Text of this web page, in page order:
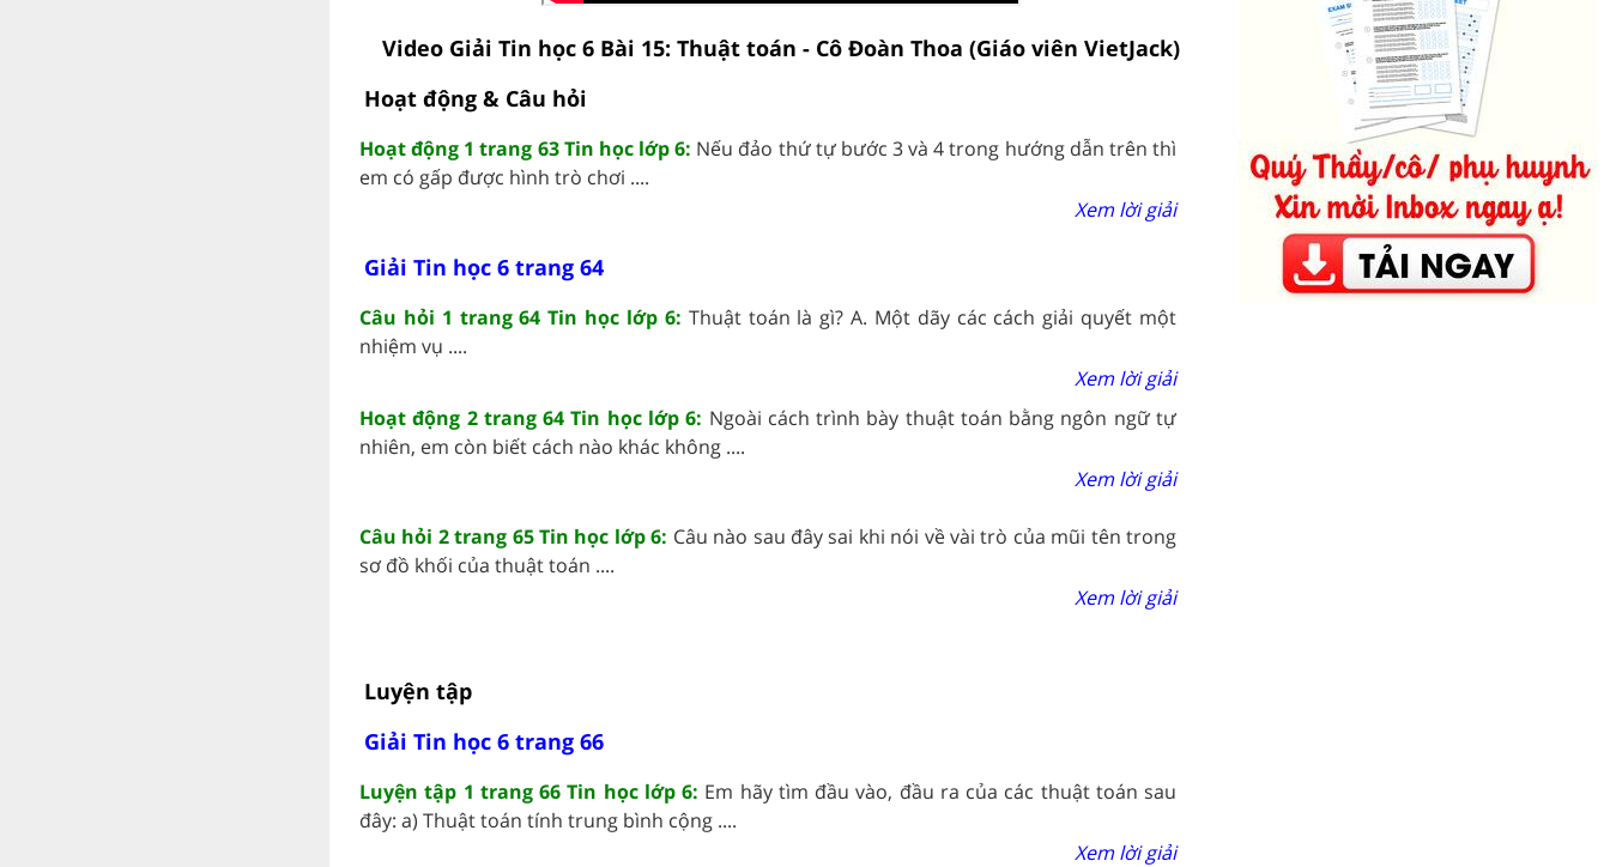
Video Giải Tin học 6 Bài 15: Thuật toán - Cô Đoàn Thoa (Giáo viên VietJack)
Hoạt động & Câu hỏi
Hoạt động 1 trang 63 Tin học lớp 6: Nếu đảo thứ tự bước 3 và 4 trong hướng dẫn trên thì
em có gấp được hình trò chơi ....
Xem lời giải
Giải Tin học 6 trang 64
Câu hỏi 1 trang 64 Tin học lớp 6: Thuật toán là gì? A. Một dãy các cách giải quyết một
nhiệm vụ ....
Xem lời giải
Hoạt động 2 trang 64 Tin học lớp 6: Ngoài cách trình bày thuật toán bằng ngôn ngữ tự
nhiên, em còn biết cách nào khác không ....
Xem lời giải
Câu hỏi 2 trang 65 Tin học lớp 6: Câu nào sau đây sai khi nói về vài trò của mũi tên trong
sơ đồ khối của thuật toán ....
Xem lời giải
Luyện tập
Giải Tin học 6 trang 66
Luyện tập 1 trang 66 Tin học lớp 6: Em hãy tìm đầu vào, đầu ra của các thuật toán sau
đây: a) Thuật toán tính trung bình cộng ....
Xem lời giải